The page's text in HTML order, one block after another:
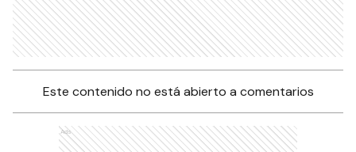
Este contenido no está abierto a comentarios
Ads